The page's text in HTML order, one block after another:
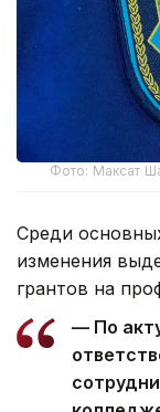
Фото: Максат
Среди
изменения
грантов на
— По